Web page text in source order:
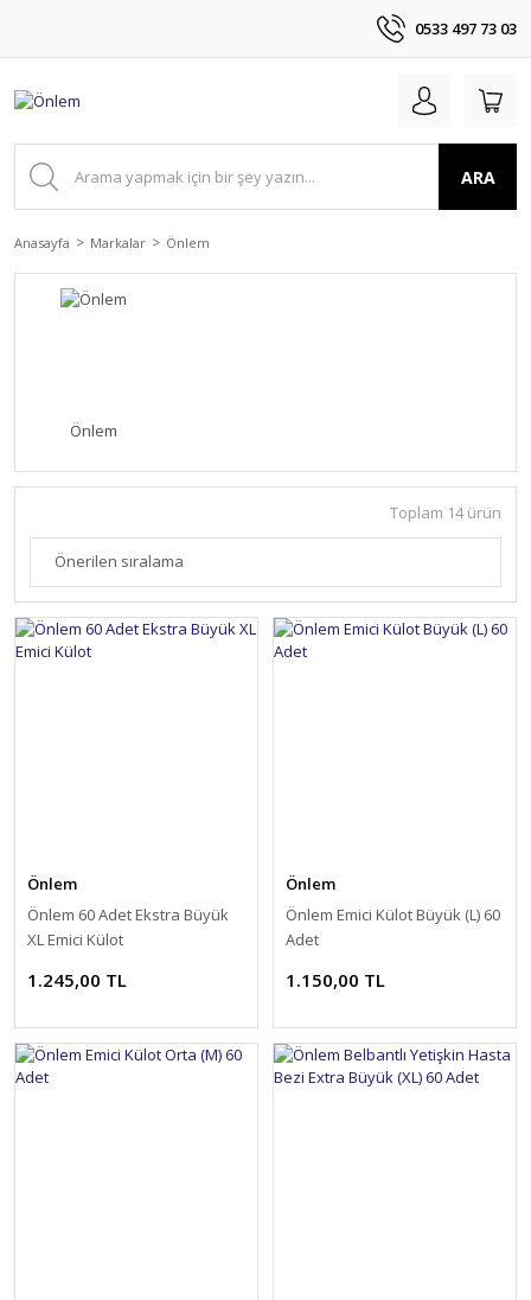
0533 497 73 03
ARA
Anasayfa Markalar Önlem
Önlem
Toplam 14 ürün
Önlem
Önlem 60 Adet Ekstra Büyük
XL Emici Külot
1.245,00 TL
Önlem
Önlem Emici Külot Büyük (L) 60
Adet
1.150,00 TL